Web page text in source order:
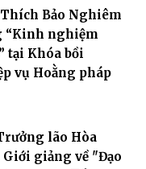
Bảo Nghiêm
“Kinh nghiệm
tại Khóa bồi
vụ Hoằng pháp
lão Hòa
giảng về "Đạo